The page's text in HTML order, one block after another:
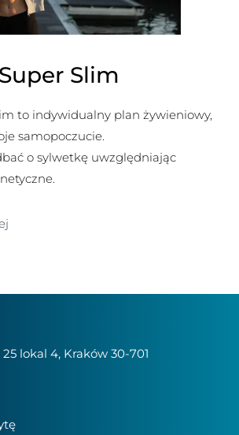
Slim
to indywidualny plan żywieniowy,
samopoczucie.
o sylwetkę uwzględniając
25 lokal 4, Kraków 30-701